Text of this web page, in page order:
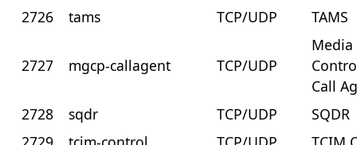
2726
tams TCP/UDP TAMS
2727 mgcp-callagent TCP/UDP
Media
Call
2728
sqdr TCP/UDP
SQDR